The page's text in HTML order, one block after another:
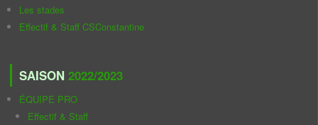
Les stades
Effectif & Staff CSConstantine
SAISON 2022/2023
ÉQUIPE PRO
Effectif & Staff